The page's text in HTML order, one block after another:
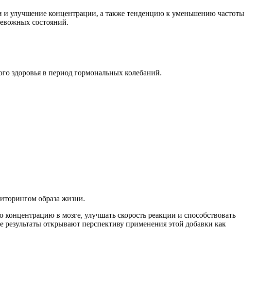
улучшение концентрации, а также тенденцию к уменьшению частоты
состояний.
здоровья в период гормональных колебаний.
образа жизни.
в мозге, улучшать скорость реакции и способствовать
открывают перспективу применения этой добавки как